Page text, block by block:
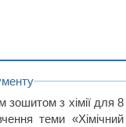
з хімії для
теми